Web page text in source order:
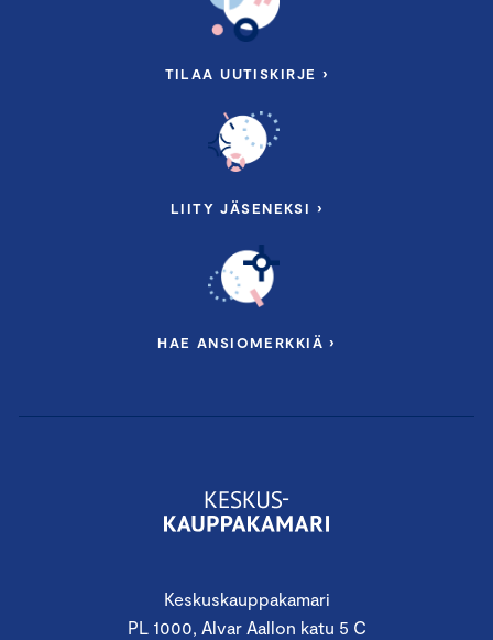
Keskuskauppakamari
PL 1000, Alvar Aallon katu 5 C
TILAA UUTISKIRJE ›
LIITY JÄSENEKSI ›
HAE ANSIOMERKKIÄ ›